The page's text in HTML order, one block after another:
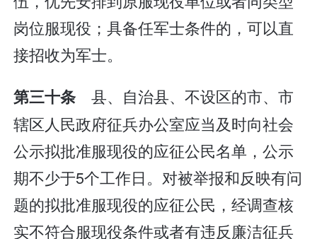
岗位服现役；具备任军士条件的，可以直
接招收为军士。
第三十条 县、自治县、不设区的市、市
辖区人民政府征兵办公室应当及时向社会
公示拟批准服现役的应征公民名单，公示
期不少于5个工作日。对被举报和反映有问
题的拟批准服现役的应征公民，经调查核
实不符合服现役条件或者有违反廉洁征兵